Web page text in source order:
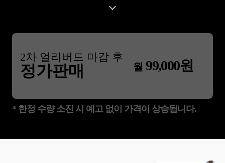
2차 얼리버드 마감 후
정가판매 월 99,000원
* 한정 수량 소진 시 예고 없이 가격이 상승됩니다.